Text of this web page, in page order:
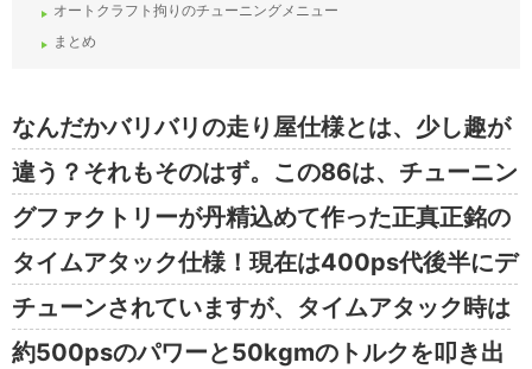
オートクラフト拘りのチューニングメニュー
まとめ
なんだかバリバリの走り屋仕様とは、少し趣が
違う？それもそのはず。この86は、チューニン
グファクトリーが丹精込めて作った正真正銘の
タイムアタック仕様！現在は400ps代後半にデ
チューンされていますが、タイムアタック時は
約500psのパワーと50kgmのトルクを叩き出